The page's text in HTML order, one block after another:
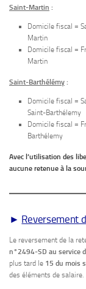
Saint-Martin :
Domicile fiscal =
Martin
Domicile fiscal =
Martin
Saint-Barthélémy :
Domicile fiscal =
Saint-Barthélemy
Domicile fiscal =
Barthélemy
Avec l’utilisation des
aucune retenue à la
► Reversement
Le reversement de la
n°2494-SD au service
plus tard le 15 du mois
des éléments de salaire.